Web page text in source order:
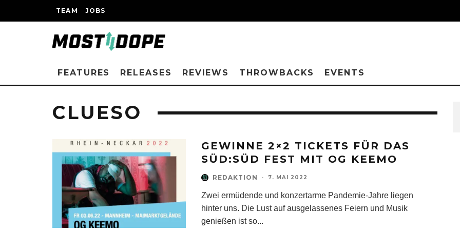
TEAM JOBS
FEATURES RELEASES REVIEWS THROWBACKS EVENTS
CLUESO
GEWINNE 2×2 TICKETS FÜR DAS
SÜD:SÜD FEST MIT OG KEEMO
REDAKTION · 7. MAI 2022
Zwei ermüdende und konzertarme Pandemie-Jahre liegen
hinter uns. Die Lust auf ausgelassenes Feiern und Musik
genießen ist so...